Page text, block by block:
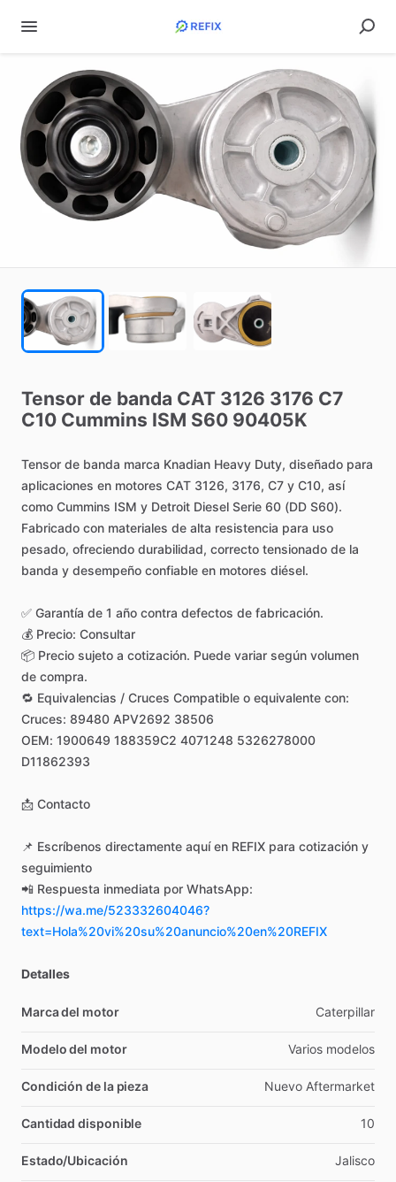
Tensor de banda CAT 3126 3176 C7
C10 Cummins ISM S60 90405K
Tensor de banda marca Knadian Heavy Duty, diseñado para
aplicaciones en motores CAT 3126, 3176, C7 y C10, así
como Cummins ISM y Detroit Diesel Serie 60 (DD S60).
Fabricado con materiales de alta resistencia para uso
pesado, ofreciendo durabilidad, correcto tensionado de la
banda y desempeño confiable en motores diésel.
✅ Garantía de 1 año contra defectos de fabricación.
💰 Precio: Consultar
📦 Precio sujeto a cotización. Puede variar según volumen
de compra.
🔁 Equivalencias ​/​ Cruces Compatible o equivalente con:
Cruces: 89480 APV2692 38506
OEM: 1900649 188359C2 4071248 5326278000
D11862393
📩 Contacto
📌 Escríbenos directamente aquí en REFIX para cotización y
seguimiento
📲 Respuesta inmediata por WhatsApp:
https://wa.me/523332604046?
text=Hola%20vi%20su%20anuncio%20en%20REFIX
Detalles
Marca del motor Caterpillar
Modelo del motor Varios modelos
Condición de la pieza Nuevo Aftermarket
Cantidad disponible 10
Estado/Ubicación Jalisco